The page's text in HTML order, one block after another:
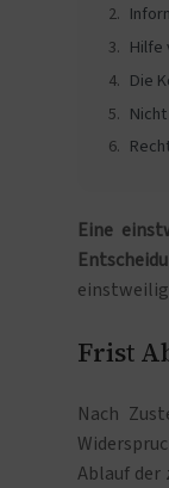
Hilfe
Die
Eine
Frist
Nach
Ablauf der